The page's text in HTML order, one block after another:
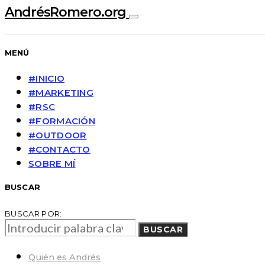
AndrésRomero.org
MENÚ
#INICIO
#MARKETING
#RSC
#FORMACIÓN
#OUTDOOR
#CONTACTO
SOBRE MÍ
BUSCAR
BUSCAR POR:
BUSCAR
Quién es Andrés